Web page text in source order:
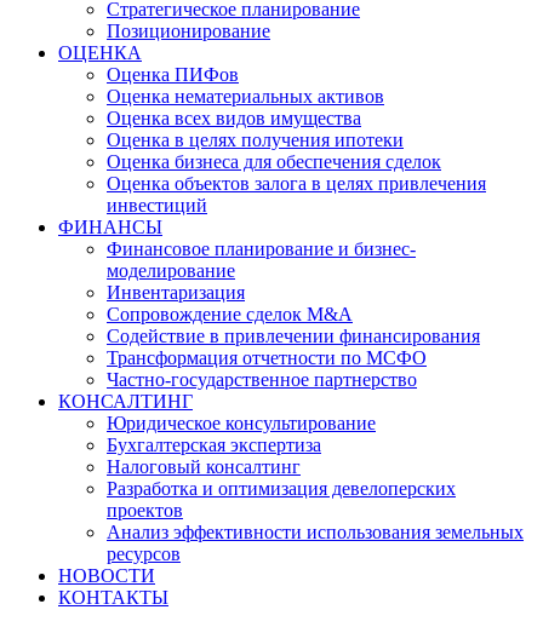
Стратегическое планирование
Позиционирование
ОЦЕНКА
Оценка ПИФов
Оценка нематериальных активов
Оценка всех видов имущества
Оценка в целях получения ипотеки
Оценка бизнеса для обеспечения сделок
Оценка объектов залога в целях привлечения
инвестиций
ФИНАНСЫ
Финансовое планирование и бизнес-
моделирование
Инвентаризация
Сопровождение сделок M&A
Содействие в привлечении финансирования
Трансформация отчетности по МСФО
Частно-государственное партнерство
КОНСАЛТИНГ
Юридическое консультирование
Бухгалтерская экспертиза
Налоговый консалтинг
Разработка и оптимизация девелоперских
проектов
Анализ эффективности использования земельных
ресурсов
НОВОСТИ
КОНТАКТЫ